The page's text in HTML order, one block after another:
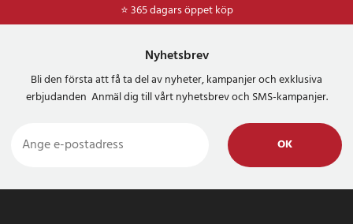
⭐ 365 dagars öppet köp
⭐Frakt 49kr *
Nyhetsbrev
Bli den första att få ta del av nyheter, kampanjer och exklusiva
erbjudanden Anmäl dig till vårt nyhetsbrev och SMS-kampanjer.
OK